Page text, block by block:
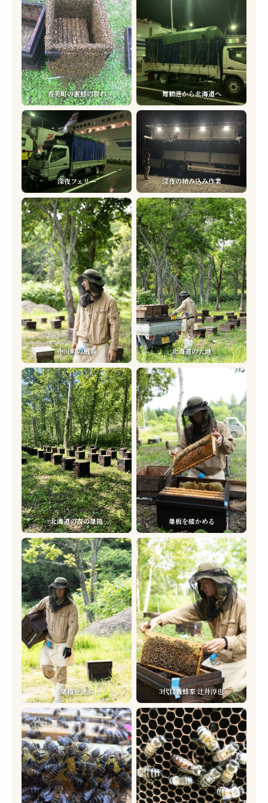
香美町の蜜蜂の群れ 舞鶴港から北海道へ
深夜フェリー 深夜の積み込み作業
中川町の風景 北海道の大地
北海道の森の巣箱 巣板を確かめる
巣箱を運ぶ 3代目養蜂家 辻井淳也